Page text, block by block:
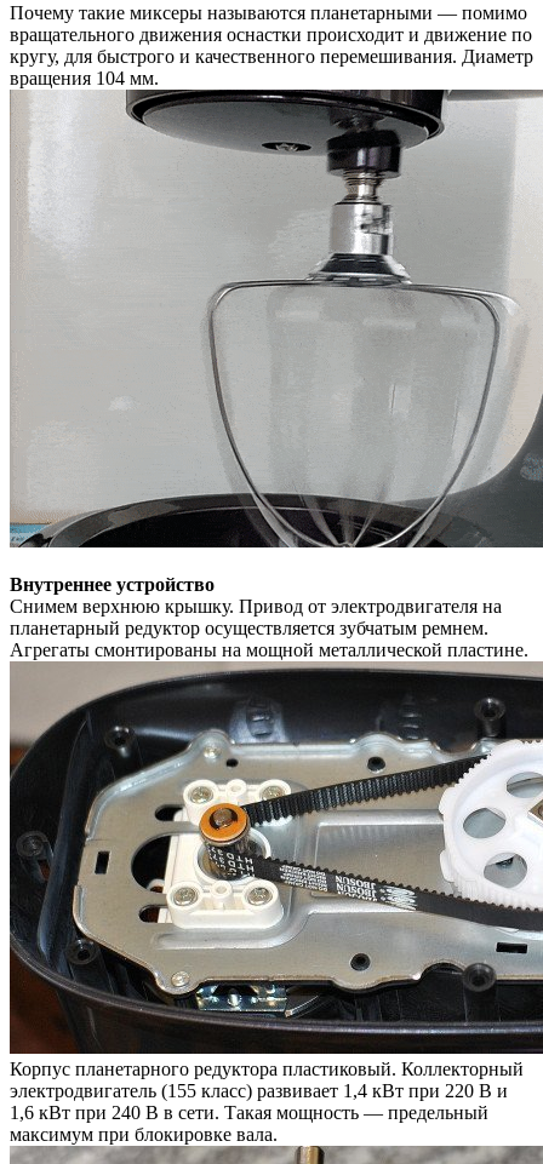
Почему такие миксеры называются планетарными — помимо
вращательного движения оснастки происходит и движение по
кругу, для быстрого и качественного перемешивания. Диаметр
вращения 104 мм.
Внутреннее устройство
Снимем верхнюю крышку. Привод от электродвигателя на
планетарный редуктор осуществляется зубчатым ремнем.
Агрегаты смонтированы на мощной металлической пластине.
Корпус планетарного редуктора пластиковый. Коллекторный
электродвигатель (155 класс) развивает 1,4 кВт при 220 В и
1,6 кВт при 240 В в сети. Такая мощность — предельный
максимум при блокировке вала.